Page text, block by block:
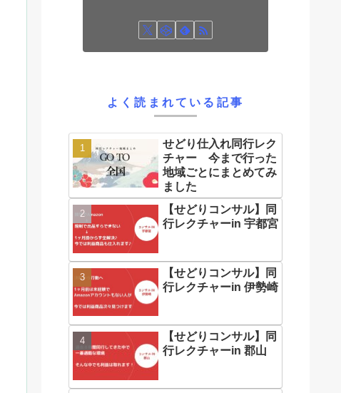
よく読まれている記事
せどり仕入れ同行レク
チャー 今まで行った
地域ごとにまとめてみ
ました
【せどりコンサル】同
行レクチャーin 宇都宮
【せどりコンサル】同
行レクチャーin 伊勢崎
【せどりコンサル】同
行レクチャーin 郡山